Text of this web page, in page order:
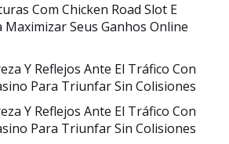
Com Chicken Road Slot E
Maximizar Seus Ganhos Online
Y Reflejos Ante El Tráfico Con
Para Triunfar Sin Colisiones
Y Reflejos Ante El Tráfico Con
Para Triunfar Sin Colisiones